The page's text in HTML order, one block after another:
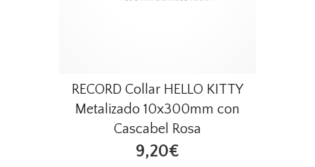
RECORD Collar HELLO KITTY
Metalizado 10x300mm con
Cascabel Rosa
9,20€